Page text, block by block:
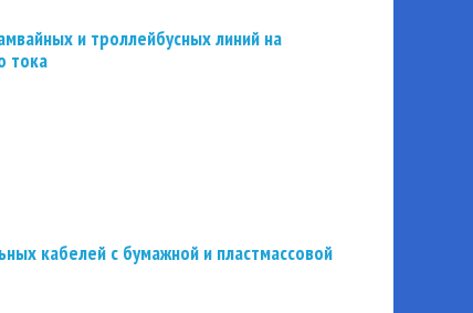
и троллейбусных линий на
тока
кабелей с бумажной и пластмассовой